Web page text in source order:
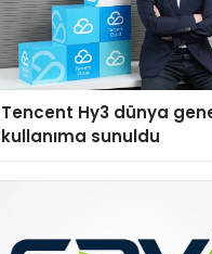
Tencent Hy3 dünya
kullanıma sunuldu